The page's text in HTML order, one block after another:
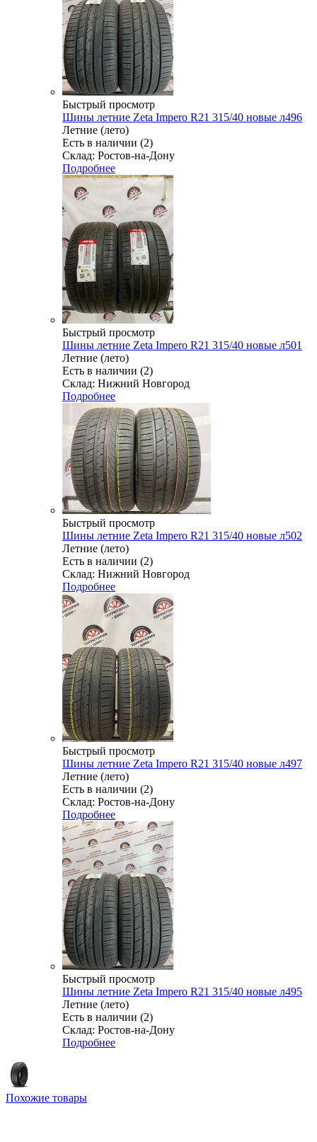
Быстрый просмотр
Шины летние Zeta Impero R21 315/40 новые л496
Летние (лето)
Есть в наличии (2)
Склад: Ростов-на-Дону
Подробнее
Быстрый просмотр
Шины летние Zeta Impero R21 315/40 новые л501
Летние (лето)
Есть в наличии (2)
Склад: Нижний Новгород
Подробнее
Быстрый просмотр
Шины летние Zeta Impero R21 315/40 новые л502
Летние (лето)
Есть в наличии (2)
Склад: Нижний Новгород
Подробнее
Быстрый просмотр
Шины летние Zeta Impero R21 315/40 новые л497
Летние (лето)
Есть в наличии (2)
Склад: Ростов-на-Дону
Подробнее
Быстрый просмотр
Шины летние Zeta Impero R21 315/40 новые л495
Летние (лето)
Есть в наличии (2)
Склад: Ростов-на-Дону
Подробнее
Похожие товары